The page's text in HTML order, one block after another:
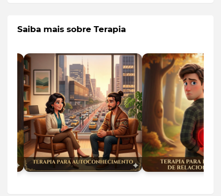
Saiba mais sobre Terapia